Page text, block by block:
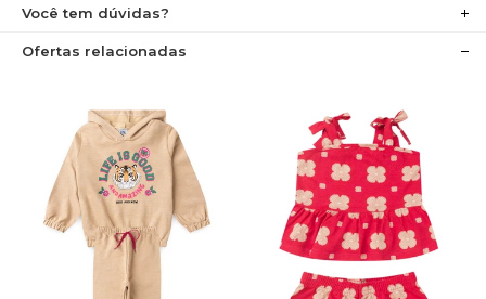
Você tem dúvidas?
Ofertas relacionadas